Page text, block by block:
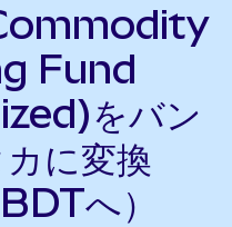
Fund
をバン
に変換
へ）